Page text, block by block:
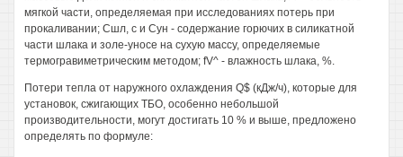
мягкой части, определяемая при исследованиях потерь при
прокаливании; Сшл, с и Сун - содержание горючих в силикатной
части шлака и золе-уносе на сухую массу, определяемые
термогравиметрическим методом; fV^ - влажность шлака, %.
Потери тепла от наружного охлаждения Q$ (кДж/ч), которые для
установок, сжигающих ТБО, особенно небольшой
производительности, могут достигать 10 % и выше, предложено
определять по формуле: